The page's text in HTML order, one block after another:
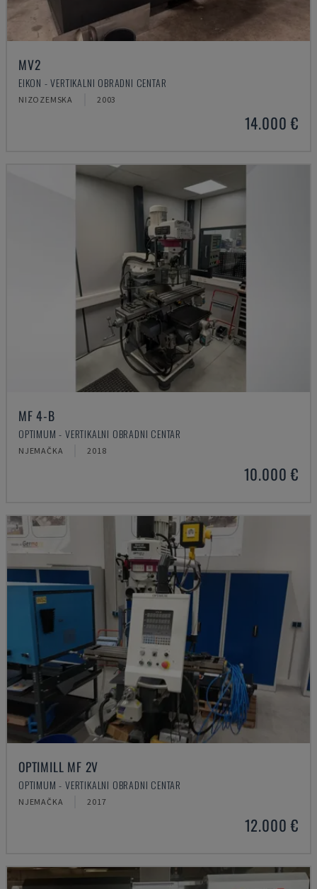
MV2
EIKON - VERTIKALNI OBRADNI CENTAR
NIZOZEMSKA 2003
14.000 €
MF 4-B
OPTIMUM - VERTIKALNI OBRADNI CENTAR
NJEMAČKA 2018
10.000 €
OPTIMILL MF 2V
OPTIMUM - VERTIKALNI OBRADNI CENTAR
NJEMAČKA 2017
12.000 €